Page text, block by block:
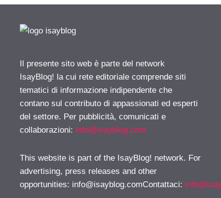
Il presente sito web è parte del network
IsayBlog! la cui rete editoriale comprende siti
tematici di informazione indipendente che
contano sul contributo di appassionati ed esperti
del settore. Per pubblicità, comunicati e
collaborazioni: info@isayblog.com
This website is part of the IsayBlog! network. For
advertising, press releases and other
opportunities: info@isayblog.comContattaci: